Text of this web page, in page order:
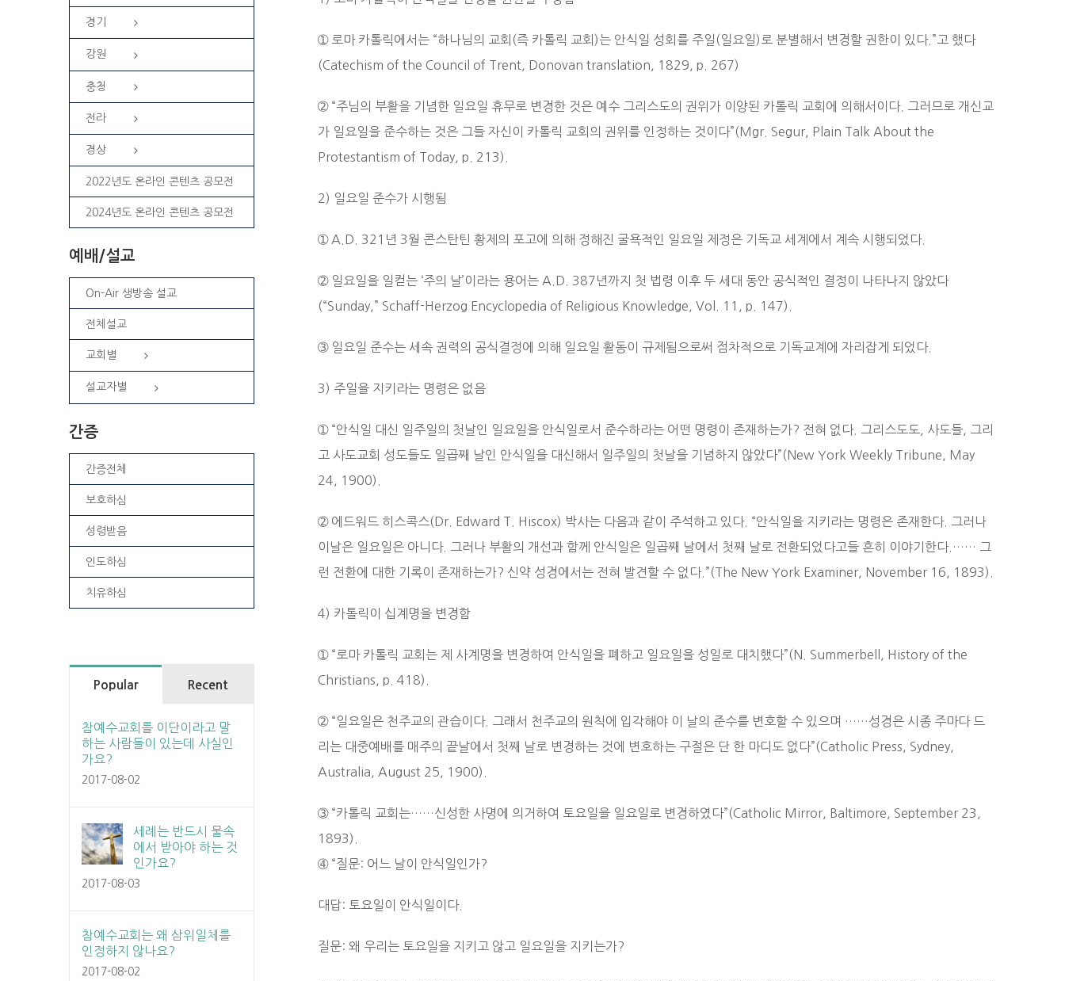
➀ 로마 카톨릭에서는 “하나님의 교회(즉 카톨릭 교회)는 안식일 성회를 주일(일요일)로 분별해서 변경할 권한이 있다.”고 했다
(Catechism of the Council of Trent, Donovan translation, 1829, p. 267)
➁ “주님의 부활을 기념한 일요일 휴무로 변경한 것은 예수 그리스도의 권위가 이양된 카톨릭 교회에 의해서이다. 그러므로 개신교
가 일요일을 준수하는 것은 그들 자신이 카톨릭 교회의 권위를 인정하는 것이다”(Mgr. Segur, Plain Talk About the
Protestantism of Today, p. 213).
2) 일요일 준수가 시행됨
➀ A.D. 321년 3월 콘스탄틴 황제의 포고에 의해 정해진 굴욕적인 일요일 제정은 기독교 세계에서 계속 시행되었다.
➁ 일요일을 일컫는 ‘주의 날’이라는 용어는 A.D. 387년까지 첫 법령 이후 두 세대 동안 공식적인 결정이 나타나지 않았다
(“Sunday,” Schaff-Herzog Encyclopedia of Religious Knowledge, Vol. 11, p. 147).
➂ 일요일 준수는 세속 권력의 공식결정에 의해 일요일 활동이 규제됨으로써 점차적으로 기독교계에 자리잡게 되었다.
3) 주일을 지키라는 명령은 없음
➀ “안식일 대신 일주일의 첫날인 일요일을 안식일로서 준수하라는 어떤 명령이 존재하는가? 전혀 없다. 그리스도도, 사도들, 그리
고 사도교회 성도들도 일곱째 날인 안식일을 대신해서 일주일의 첫날을 기념하지 않았다”(New York Weekly Tribune, May
24, 1900).
➁ 에드워드 히스콕스(Dr. Edward T. Hiscox) 박사는 다음과 같이 주석하고 있다. “안식일을 지키라는 명령은 존재한다. 그러나
이날은 일요일은 아니다. 그러나 부활의 개선과 함께 안식일은 일곱째 날에서 첫째 날로 전환되었다고들 흔히 이야기한다.…… 그
런 전환에 대한 기록이 존재하는가? 신약 성경에서는 전혀 발견할 수 없다.”(The New York Examiner, November 16, 1893).
4) 카톨릭이 십계명을 변경함
➀ “로마 카톨릭 교회는 제 사계명을 변경하여 안식일을 폐하고 일요일을 성일로 대치했다”(N. Summerbell, History of the
Christians, p. 418).
➁ “일요일은 천주교의 관습이다. 그래서 천주교의 원칙에 입각해야 이 날의 준수를 변호할 수 있으며 ……성경은 시종 주마다 드
리는 대중예배를 매주의 끝날에서 첫째 날로 변경하는 것에 변호하는 구절은 단 한 마디도 없다”(Catholic Press, Sydney,
Australia, August 25, 1900).
➂ “카톨릭 교회는……신성한 사명에 의거하여 토요일을 일요일로 변경하였다”(Catholic Mirror, Baltimore, September 23,
1893).
➃ “질문: 어느 날이 안식일인가?
대답: 토요일이 안식일이다.
질문: 왜 우리는 토요일을 지키고 않고 일요일을 지키는가?
경기
강원
충청
전라
경상
2022년도 온라인 콘텐츠 공모전
2024년도 온라인 콘텐츠 공모전
예배/설교
On-Air 생방송 설교
전체설교
교회별
설교자별
간증
간증전체
보호하심
성령받음
인도하심
치유하심
Popular Recent
참예수교회를 이단이라고 말
하는 사람들이 있는데 사실인
가요?
2017-08-02
세례는 반드시 물속
에서 받아야 하는 것
인가요?
2017-08-03
참예수교회는 왜 삼위일체를
인정하지 않나요?
2017-08-02